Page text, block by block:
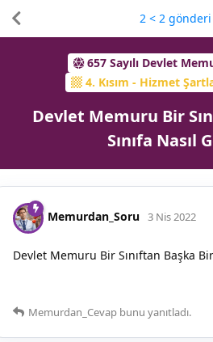
657 Sayılı Devlet
4. Kısım - Hizmet
Devlet Memuru Bir
Sınıfa Nasıl
2 < 2 gönderi
Memurdan_Soru 3 Nis 2022
Devlet Memuru Bir Sınıftan Başka Bir
Memurdan_Cevap bunu yanıtladı.